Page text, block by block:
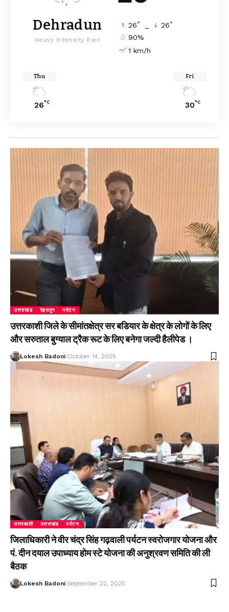
Dehradun
Heavy Intensity Rain
26° 26°
90%
1 km/h
Thu
26°C
Fri
30°C
उत्तराखंड देहरादून पर्यटन
उत्तरकाशी जिले के सीमांतक्षेत्र सर बडियार के क्षेत्र के लोगों के लिए
और सरुताल बुग्याल ट्रैक रूट के लिए बनेगा जल्दी हैलीपेड ।
Lokesh Badoni October 14, 2025
उत्तरकाशी उत्तराखंड पर्यटन
जिलाधिकारी ने वीर चंद्र सिंह गढ़वाली पर्यटन स्वरोजगार योजना और
पं. दीन दयाल उपाध्याय होम स्टे योजना की अनुश्रवण समिति की ली
बैठक
Lokesh Badoni September 22, 2025